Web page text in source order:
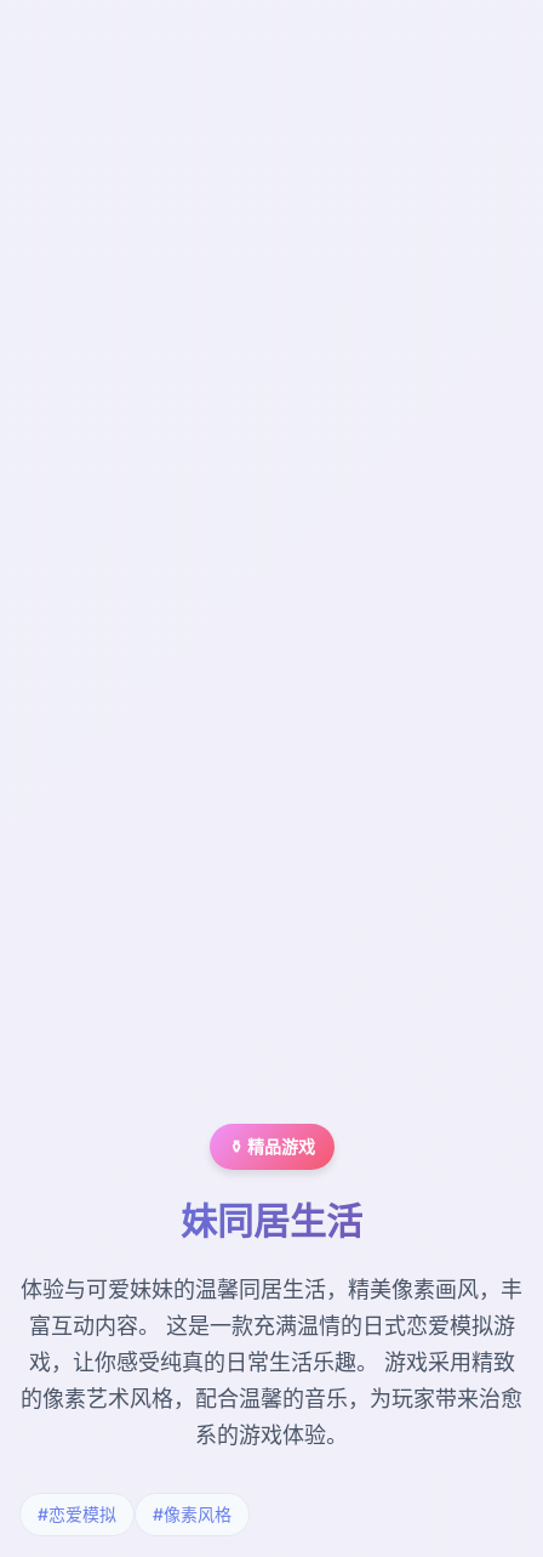
⚱️ 精品游戏
妹同居生活
体验与可爱妹妹的温馨同居生活，精美像素画风，丰
富互动内容。 这是一款充满温情的日式恋爱模拟游
戏，让你感受纯真的日常生活乐趣。 游戏采用精致
的像素艺术风格，配合温馨的音乐，为玩家带来治愈
系的游戏体验。
#恋爱模拟 #像素风格